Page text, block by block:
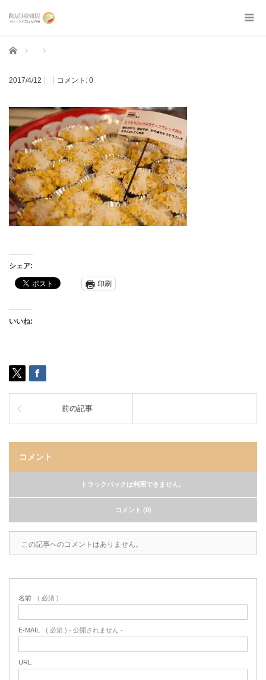
ホーム
2017/4/12 コメント: 0
シェア:
印刷
いいね:
前の記事
コメント
トラックバックは利用できません。
コメント (0)
この記事へのコメントはありません。
名前 ( 必須 )
E-MAIL ( 必須 ) - 公開されません -
URL